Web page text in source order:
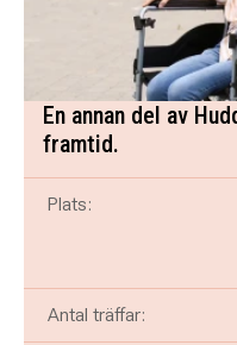
En annan del av
framtid.
Plats:
Antal träffar: